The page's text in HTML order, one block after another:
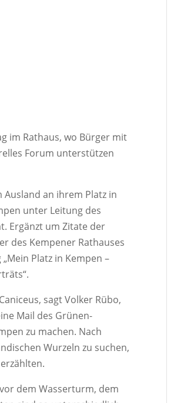
im Rathaus, wo Bürger mit
Forum unterstützen
Ausland an ihrem Platz in
unter Leitung des
Ergänzt um Zitate der
des Kempener Rathauses
Platz in Kempen –
sagt Volker Rübo,
Mail des Grünen-
zu machen. Nach
Wurzeln zu suchen,
dem Wasserturm, dem